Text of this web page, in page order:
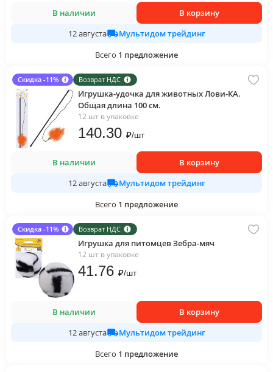
В наличии
В корзину
12 августа
Мультидом трейдинг
Всего 1 предложение
Скидка -11% Возврат НДС
Игрушка-удочка для животных Лови-КА.
Общая длина 100 см.
12 шт в упаковке
140.30 ₽/шт
В наличии
В корзину
12 августа
Мультидом трейдинг
Всего 1 предложение
Скидка -11% Возврат НДС
Игрушка для питомцев Зебра-мяч
12 шт в упаковке
41.76 ₽/шт
В наличии
В корзину
12 августа
Мультидом трейдинг
Всего 1 предложение